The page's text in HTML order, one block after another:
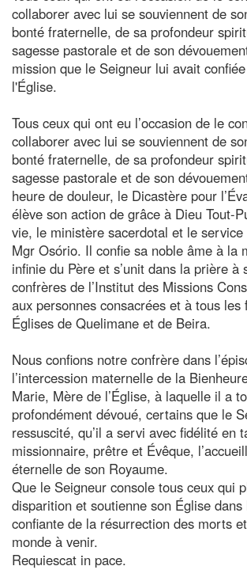
collaborer avec lui se souviennent de
bonté fraternelle, de sa profondeur
sagesse pastorale et de son
mission que le Seigneur lui avait
l'Église.
Tous ceux qui ont eu l’occasion de le
collaborer avec lui se souviennent de
bonté fraternelle, de sa profondeur
sagesse pastorale et de son
heure de douleur, le Dicastère pour
élève son action de grâce à Dieu Tout-
vie, le ministère sacerdotal et le service
Mgr Osório. Il confie sa noble âme à la
infinie du Père et s’unit dans la prière à
confrères de l’Institut des Missions
aux personnes consacrées et à tous les
Églises de Quelimane et de Beira.
Nous confions notre confrère dans
l’intercession maternelle de la
Marie, Mère de l’Église, à laquelle il a
profondément dévoué, certains que le
ressuscité, qu’il a servi avec fidélité en
missionnaire, prêtre et Évêque,
éternelle de son Royaume.
Que le Seigneur console tous ceux qui
disparition et soutienne son Église dans
confiante de la résurrection des morts
monde à venir.
Requiescat in pace.